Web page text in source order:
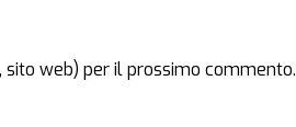
web) per il prossimo commento.